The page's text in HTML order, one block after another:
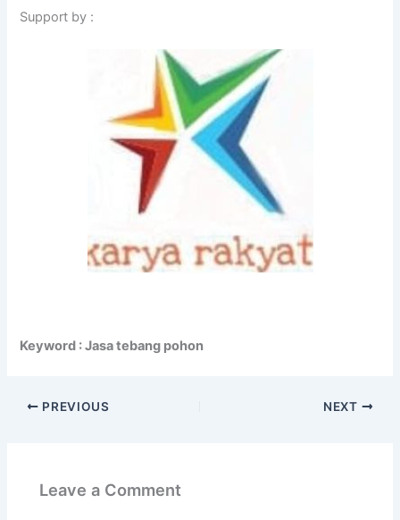
Support by :
Keyword : Jasa tebang pohon
PREVIOUS NEXT
Leave a Comment